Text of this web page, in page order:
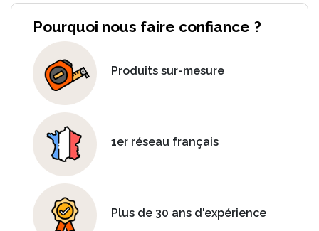
Pourquoi nous faire confiance ?
Produits sur-mesure
1er réseau français
Plus de 30 ans d'expérience